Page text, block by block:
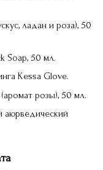
ладан и роза), 50
Soap, 50 мл.
Kessa Glove.
розы), 50 мл.
аюрведический